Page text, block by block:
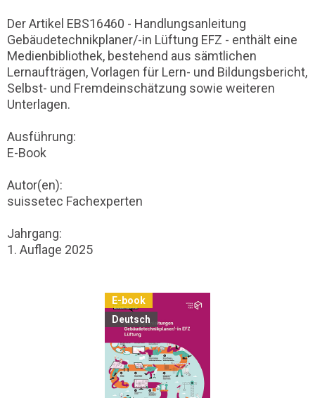
Der Artikel EBS16460 - Handlungsanleitung
Gebäudetechnikplaner/-in Lüftung EFZ - enthält eine
Medienbibliothek, bestehend aus sämtlichen
Lernaufträgen, Vorlagen für Lern- und Bildungsbericht,
Selbst- und Fremdeinschätzung sowie weiteren
Unterlagen.
Ausführung:
E-Book
Autor(en):
suissetec Fachexperten
Jahrgang:
1. Auflage 2025
E-book
Deutsch